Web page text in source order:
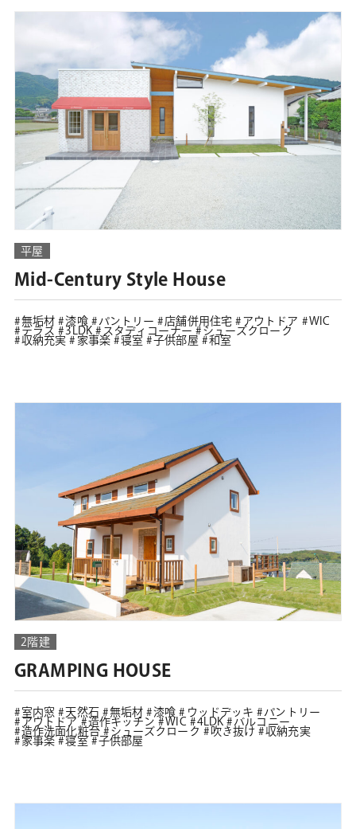
平屋
Mid-Century Style House
無垢材 漆喰 パントリー 店舗併用住宅 アウトドア
WIC
テラス
3LDK スタディコーナー
シューズクローク
収納充実
家事楽 寝室 子供部屋 和室
2階建
GRAMPING HOUSE
室内窓 天然石 無垢材 漆喰 ウッドデッキ
パントリー
アウトドア
造作キッチン WIC 4LDK
バルコニー
造作洗面化粧台
シューズクローク 吹き抜け
収納充実
家事楽
寝室 子供部屋